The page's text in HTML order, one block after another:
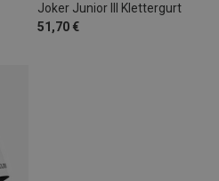
Joker Junior III Klettergurt
51,70 €